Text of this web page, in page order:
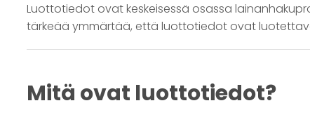
Luottotiedot ovat keskeisessä osassa
tärkeää ymmärtää, että luottotiedot ovat
Mitä ovat luottotiedot?